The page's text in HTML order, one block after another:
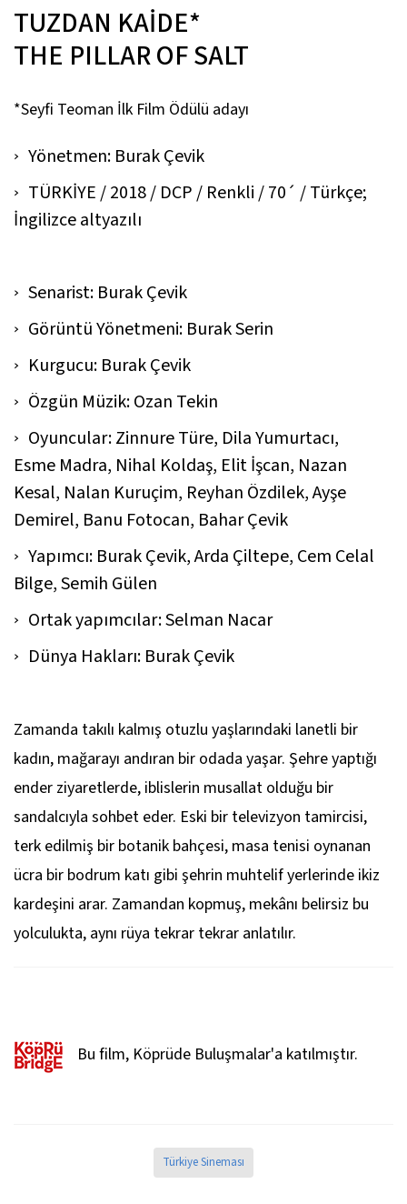
TUZDAN KAİDE*
THE PILLAR OF SALT
*Seyfi Teoman İlk Film Ödülü adayı
Yönetmen: Burak Çevik
TÜRKİYE / 2018 / DCP / Renkli / 70´ / Türkçe;
İngilizce altyazılı
Senarist: Burak Çevik
Görüntü Yönetmeni: Burak Serin
Kurgucu: Burak Çevik
Özgün Müzik: Ozan Tekin
Oyuncular: Zinnure Türe, Dila Yumurtacı,
Esme Madra, Nihal Koldaş, Elit İşcan, Nazan
Kesal, Nalan Kuruçim, Reyhan Özdilek, Ayşe
Demirel, Banu Fotocan, Bahar Çevik
Yapımcı: Burak Çevik, Arda Çiltepe, Cem Celal
Bilge, Semih Gülen
Ortak yapımcılar: Selman Nacar
Dünya Hakları: Burak Çevik
Zamanda takılı kalmış otuzlu yaşlarındaki lanetli bir
kadın, mağarayı andıran bir odada yaşar. Şehre yaptığı
ender ziyaretlerde, iblislerin musallat olduğu bir
sandalcıyla sohbet eder. Eski bir televizyon tamircisi,
terk edilmiş bir botanik bahçesi, masa tenisi oynanan
ücra bir bodrum katı gibi şehrin muhtelif yerlerinde ikiz
kardeşini arar. Zamandan kopmuş, mekânı belirsiz bu
yolculukta, aynı rüya tekrar tekrar anlatılır.
Bu film, Köprüde Buluşmalar'a katılmıştır.
Türkiye Sineması